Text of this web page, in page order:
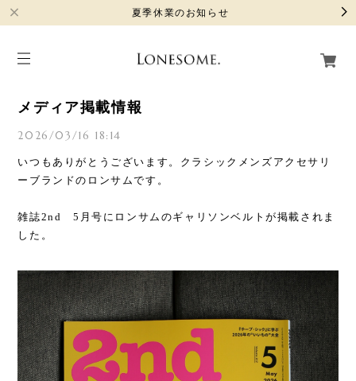
夏季休業のお知らせ
メディア掲載情報
2026/03/16 18:14
いつもありがとうございます。クラシックメンズアクセサリ
ーブランドのロンサムです。
雑誌2nd 5月号にロンサムのギャリソンベルトが掲載されま
した。